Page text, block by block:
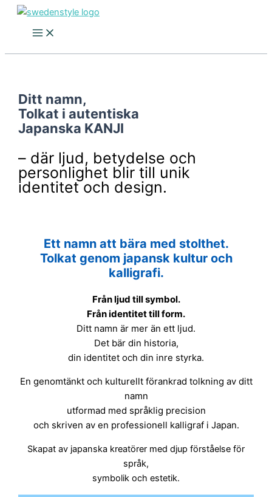
Skip
Ditt namn,
Tolkat i autentiska
Japanska KANJI
– där ljud, betydelse och
personlighet blir till unik
identitet och design.
Ett namn att bära med stolthet.
Tolkat genom japansk kultur och
kalligrafi.
Från ljud till symbol.
Från identitet till form.
Ditt namn är mer än ett ljud.
Det bär din historia,
din identitet och din inre styrka.
En genomtänkt och kulturellt förankrad tolkning av ditt
namn
utformad med språklig precision
och skriven av en professionell kalligraf i Japan.
Skapat av japanska kreatörer med djup förståelse för
språk,
symbolik och estetik.